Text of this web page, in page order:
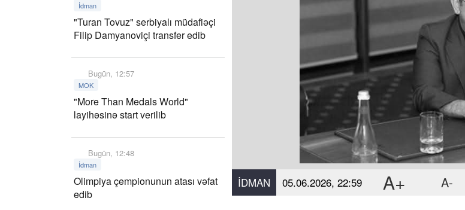
İdman
"Turan Tovuz" serbiyalı müdafiəçi
Filip Damyanoviçi transfer edib
Bugün, 12:57
MOK
"More Than Medals World"
layihəsinə start verilib
Bugün, 12:48
İdman
Olimpiya çempionunun atası vəfat
edib
İDMAN 05.06.2026, 22:59 A+ A-